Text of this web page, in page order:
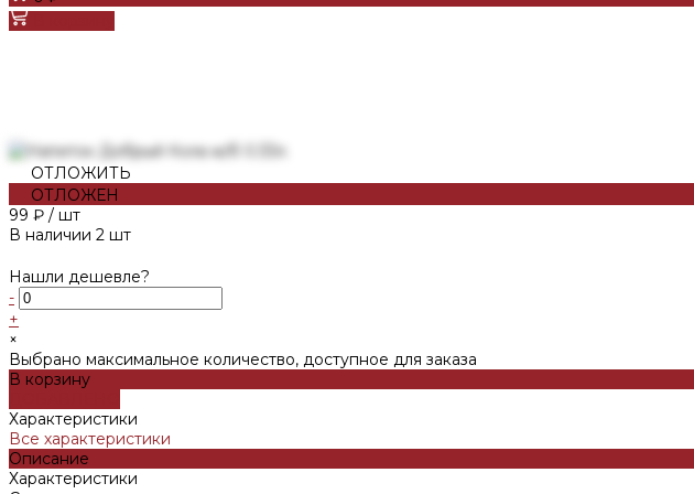
ОТЛОЖИТЬ
ОТЛОЖЕН
99 ₽ / шт
В наличии 2 шт
Нашли дешевле?
-
+
×
Выбрано максимальное количество, доступное для заказа
В корзину
Характеристики
Все характеристики
Описание
Характеристики